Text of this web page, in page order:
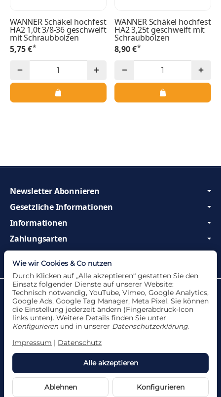
WANNER Schäkel hochfest
HA2 1,0t 3/8-36 geschweift
mit Schraubbolzen
5,75 €*
WANNER Schäkel hochfest
HA2 3,25t geschweift mit
Schraubbolzen
8,90 €*
Gesetzliche Informationen
Informationen
Zahlungsarten
Wir sind Profis und beraten Sie gerne!
Newsletter Abonnieren
Datenschutzerklärung•Impressum
Alle Angebote nur solange der Vorrat reicht. Für
Druckfehler und Irrtümer wird keine Haftung
übernommen.
Powered by
JTL-Shop
Alle akzeptieren
Ablehnen Konfigurieren
Wie wir Cookies & Co nutzen
Durch Klicken auf „Alle akzeptieren“ gestatten Sie den
Einsatz folgender Dienste auf unserer Website:
Technisch notwendig, YouTube, Vimeo, Google Analytics,
Google Ads, Google Tag Manager, Meta Pixel. Sie können
die Einstellung jederzeit ändern (Fingerabdruck-Icon
links unten). Weitere Details finden Sie unter
Konfigurieren und in unserer Datenschutzerklärung.
Impressum | Datenschutz